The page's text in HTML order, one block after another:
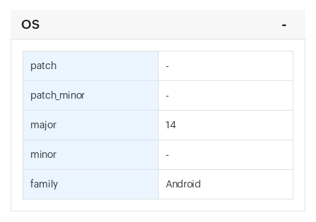
OS
patch -
patch_minor -
major 14
minor -
family Android